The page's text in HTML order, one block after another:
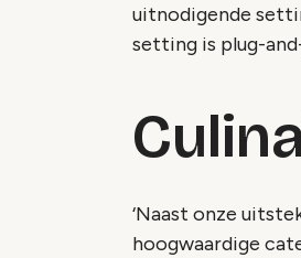
uitnodigende
setting is plug-
‘Naast onze
hoogwaardige